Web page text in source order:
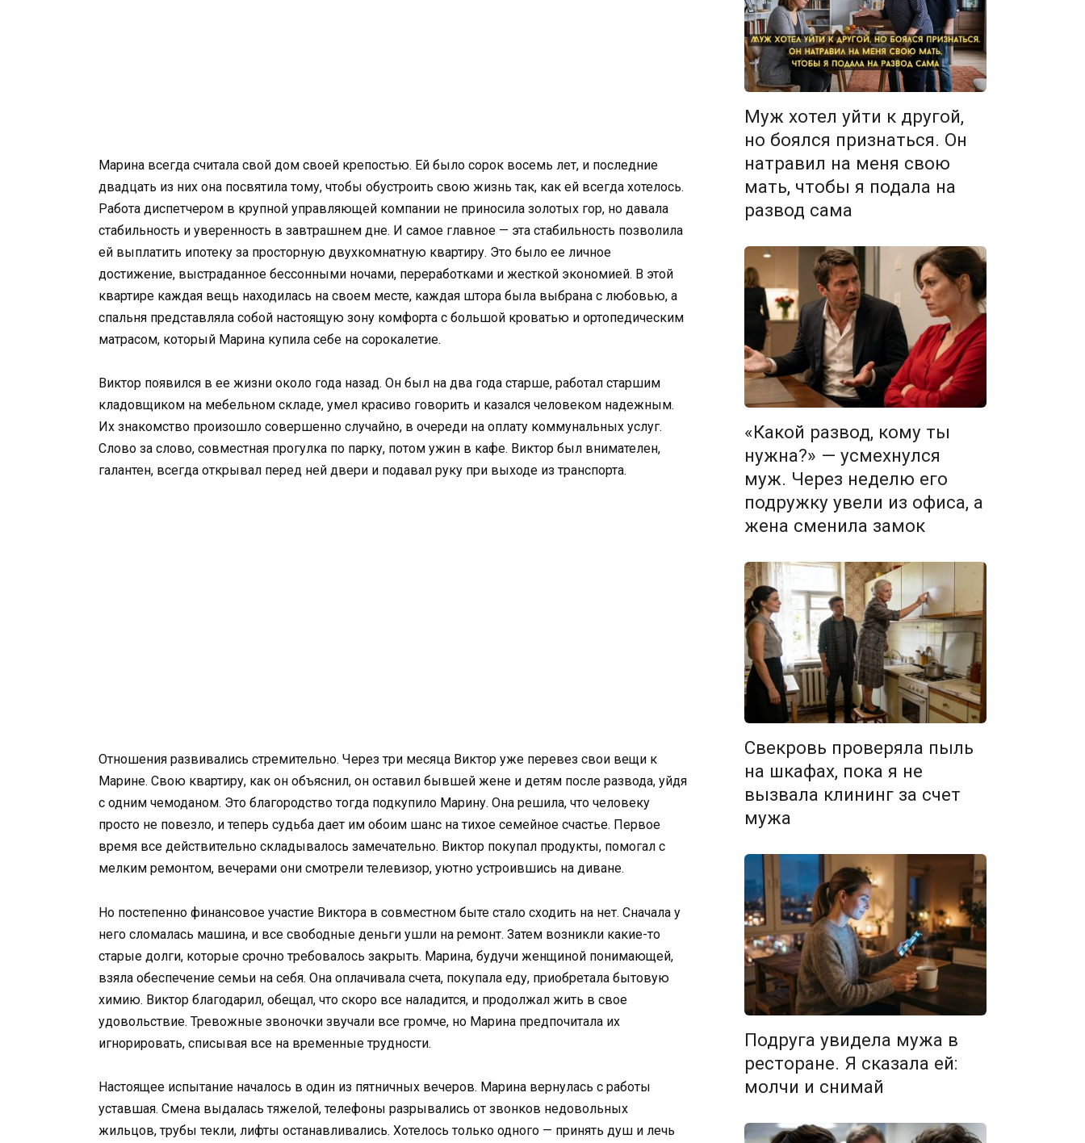
Марина всегда считала свой дом своей крепостью. Ей было сорок восемь лет, и последние
двадцать из них она посвятила тому, чтобы обустроить свою жизнь так, как ей всегда хотелось.
Работа диспетчером в крупной управляющей компании не приносила золотых гор, но давала
стабильность и уверенность в завтрашнем дне. И самое главное — эта стабильность позволила
ей выплатить ипотеку за просторную двухкомнатную квартиру. Это было ее личное
достижение, выстраданное бессонными ночами, переработками и жесткой экономией. В этой
квартире каждая вещь находилась на своем месте, каждая штора была выбрана с любовью, а
спальня представляла собой настоящую зону комфорта с большой кроватью и ортопедическим
матрасом, который Марина купила себе на сорокалетие.
Виктор появился в ее жизни около года назад. Он был на два года старше, работал старшим
кладовщиком на мебельном складе, умел красиво говорить и казался человеком надежным.
Их знакомство произошло совершенно случайно, в очереди на оплату коммунальных услуг.
Слово за слово, совместная прогулка по парку, потом ужин в кафе. Виктор был внимателен,
галантен, всегда открывал перед ней двери и подавал руку при выходе из транспорта.
Отношения развивались стремительно. Через три месяца Виктор уже перевез свои вещи к
Марине. Свою квартиру, как он объяснил, он оставил бывшей жене и детям после развода, уйдя
с одним чемоданом. Это благородство тогда подкупило Марину. Она решила, что человеку
просто не повезло, и теперь судьба дает им обоим шанс на тихое семейное счастье. Первое
время все действительно складывалось замечательно. Виктор покупал продукты, помогал с
мелким ремонтом, вечерами они смотрели телевизор, уютно устроившись на диване.
Но постепенно финансовое участие Виктора в совместном быте стало сходить на нет. Сначала у
него сломалась машина, и все свободные деньги ушли на ремонт. Затем возникли какие-то
старые долги, которые срочно требовалось закрыть. Марина, будучи женщиной понимающей,
взяла обеспечение семьи на себя. Она оплачивала счета, покупала еду, приобретала бытовую
химию. Виктор благодарил, обещал, что скоро все наладится, и продолжал жить в свое
удовольствие. Тревожные звоночки звучали все громче, но Марина предпочитала их
игнорировать, списывая все на временные трудности.
Настоящее испытание началось в один из пятничных вечеров. Марина вернулась с работы
уставшая. Смена выдалась тяжелой, телефоны разрывались от звонков недовольных
жильцов, трубы текли, лифты останавливались. Хотелось только одного — принять душ и лечь
Муж хотел уйти к другой,
но боялся признаться. Он
натравил на меня свою
мать, чтобы я подала на
развод сама
«Какой развод, кому ты
нужна?» — усмехнулся
муж. Через неделю его
подружку увели из офиса, а
жена сменила замок
Свекровь проверяла пыль
на шкафах, пока я не
вызвала клининг за счет
мужа
Подруга увидела мужа в
ресторане. Я сказала ей:
молчи и снимай